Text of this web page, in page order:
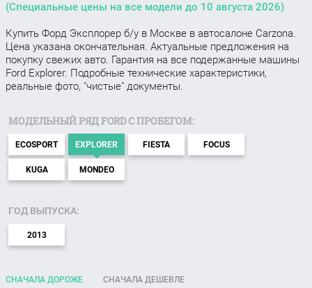
(Специальные цены на все модели до 10 августа 2026)
Купить Форд Эксплорер б/у в Москве в автосалоне Carzona.
Цена указана окончательная. Актуальные предложения на
покупку свежих авто. Гарантия на все подержанные машины
Ford Explorer. Подробные технические характеристики,
реальные фото, "чистые" документы.
МОДЕЛЬНЫЙ РЯД FORD С ПРОБЕГОМ:
ECOSPORT EXPLORER FIESTA FOCUS
KUGA MONDEO
ГОД ВЫПУСКА:
2013
СНАЧАЛА ДОРОЖЕ СНАЧАЛА ДЕШЕВЛЕ